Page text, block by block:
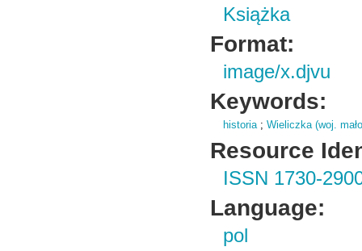
Książka
Format:
image/x.djvu
Keywords:
historia;Wieliczka (woj.
Resource
ISSN 1730-
Language:
pol